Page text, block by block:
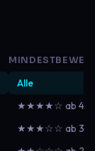
Alle
★★★★☆ ab 4
★★★☆☆ ab 3